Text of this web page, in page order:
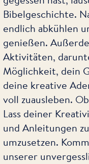
Bibelgeschichte.
endlich abkühlen
genießen.
Aktivitäten,
Möglichkeit, dein
deine kreative
voll zuausleben.
Lass deiner
und Anleitungen
umzusetzen.
unserer